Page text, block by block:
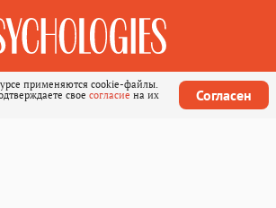
применяются cookie-файлы.
свое согласие на их
Согласен